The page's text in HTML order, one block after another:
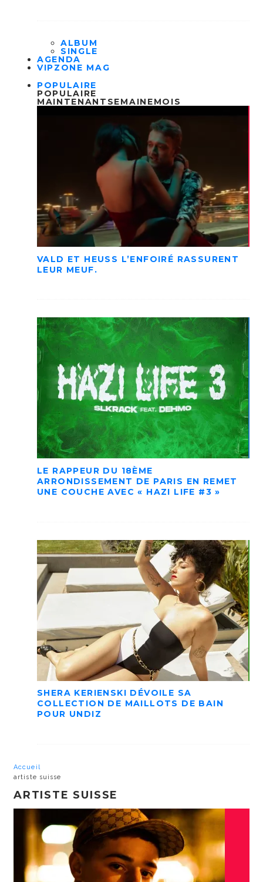
ALBUM
SINGLE
AGENDA
VIPZONE MAG
POPULAIRE
POPULAIRE
MAINTENANT SEMAINEMOIS
VALD ET HEUSS L’ENFOIRÉ RASSURENT
LEUR MEUF.
LE RAPPEUR DU 18ÈME
ARRONDISSEMENT DE PARIS EN REMET
UNE COUCHE AVEC « HAZI LIFE #3 »
SHERA KERIENSKI DÉVOILE SA
COLLECTION DE MAILLOTS DE BAIN
POUR UNDIZ
Accueil
artiste suisse
ARTISTE SUISSE